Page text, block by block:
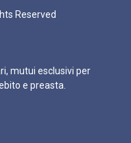
Reserved
mutui esclusivi per
e preasta.